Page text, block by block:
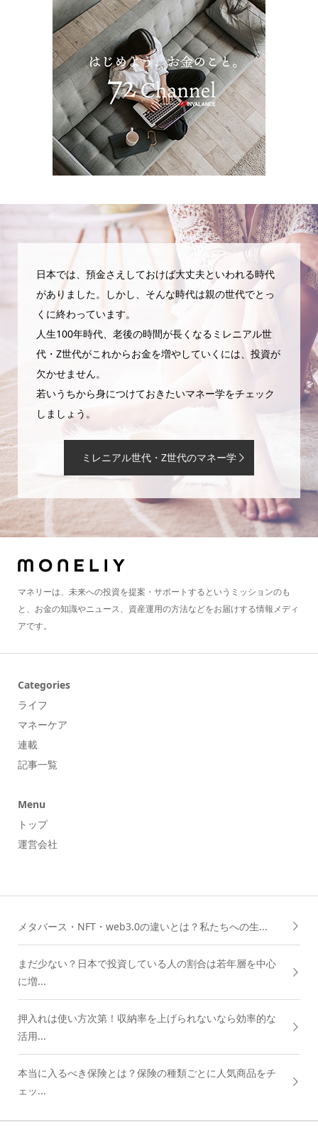
日本では、預金さえしておけば大丈夫といわれる時代
がありました。しかし、そんな時代は親の世代でとっ
くに終わっています。
人生100年時代、老後の時間が長くなるミレニアル世
代・Z世代がこれからお金を増やしていくには、投資が
欠かせません。
若いうちから身につけておきたいマネー学をチェック
しましょう。
ミレニアル世代・Z世代のマネー学
マネリーは、未来への投資を提案・サポートするというミッションのも
と、お金の知識やニュース、資産運用の方法などをお届けする情報メディ
アです。
Categories
ライフ
マネーケア
連載
記事一覧
Menu
トップ
運営会社
メタバース・NFT・web3.0の違いとは？私たちへの生...
まだ少ない？日本で投資している人の割合は若年層を中心
に増...
押入れは使い方次第！収納率を上げられないなら効率的な
活用...
本当に入るべき保険とは？保険の種類ごとに人気商品をチ
ェッ...